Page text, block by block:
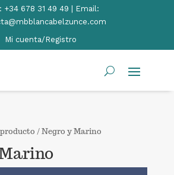
+34 678 31 49 49 | Email:
Mi cuenta/Registro
/ Negro y Marino